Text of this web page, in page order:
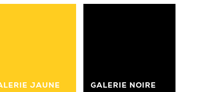
JAUNE GALERIE NOIRE